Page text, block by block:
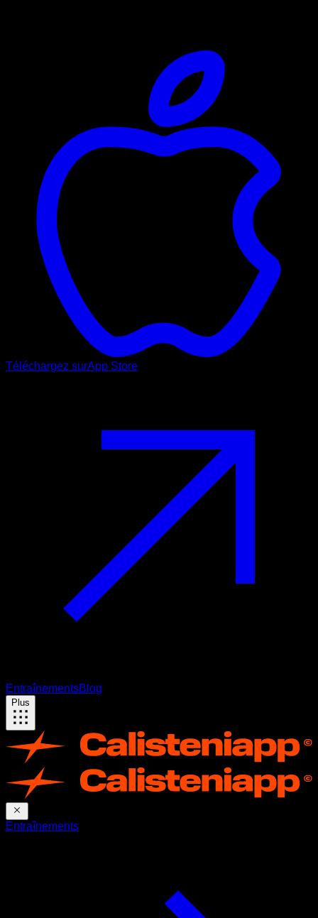
Téléchargez surApp Store
EntraînementsBlog
Plus
Entraînements